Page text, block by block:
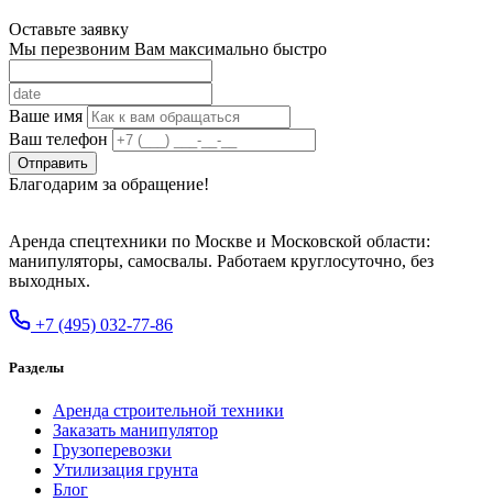
Оставьте заявку
Мы перезвоним Вам максимально быстро
Ваше имя
Ваш телефон
Отправить
Благодарим за обращение!
Аренда спецтехники по Москве и Московской области:
манипуляторы, самосвалы. Работаем круглосуточно, без
выходных.
+7 (495) 032-77-86
Разделы
Аренда строительной техники
Заказать манипулятор
Грузоперевозки
Утилизация грунта
Блог